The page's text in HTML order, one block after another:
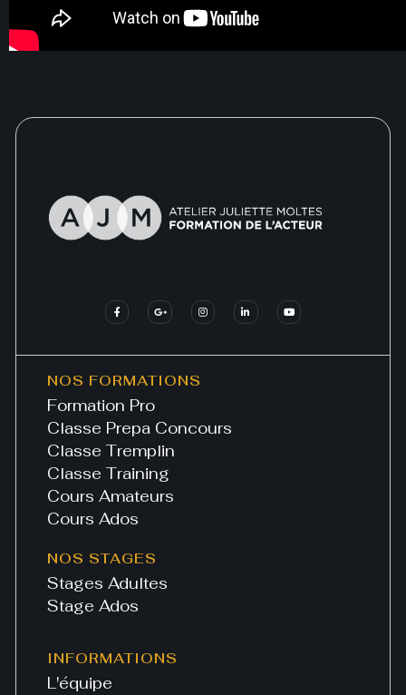
NOS FORMATIONS
Formation Pro
Classe Prepa Concours
Classe Tremplin
Classe Training
Cours Amateurs
Cours Ados
NOS STAGES
Stages Adultes
Stage Ados
INFORMATIONS
L'équipe